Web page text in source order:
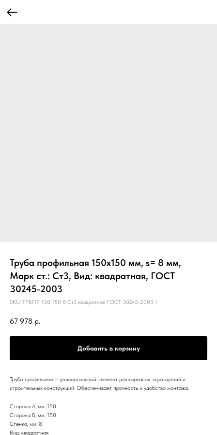
Труба профильная 150х150 мм, s= 8 мм,
Марк ст.: Ст3, Вид: квадратная, ГОСТ
30245-2003
SKU: ТРБПР 150 150 8 Ст3 квадратная ГОСТ 30245-2003 т
67 978 р.
Добавить в корзину
Труба профильная — универсальный элемент для каркасов, ограждений и
строительных конструкций. Обеспечивает прочность и удобство монтажа.
Сторона А, мм: 150
Сторона Б, мм: 150
Стенка, мм: 8
Вид: квадратная